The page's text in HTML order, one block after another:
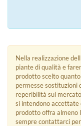
Nella realizzazione
piante di qualità e
prodotto scelto
permesse sostituzioni
reperibilità sul
si intendono accettate
prodotto offra almeno
sempre contattarci